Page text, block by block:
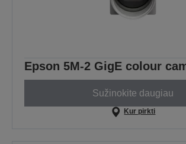
Epson 5M-2 GigE colour
Sužinokite daugiau
Kur pirkti